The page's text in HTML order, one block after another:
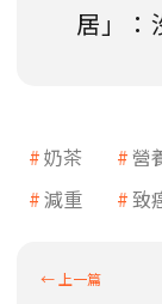
居」：
奶茶 營
減重
致